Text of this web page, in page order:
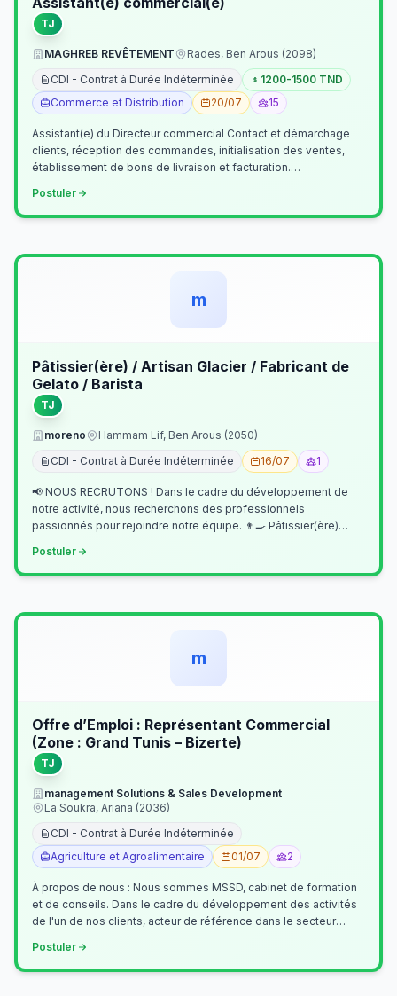
TJ
MAGHREB REVÊTEMENT
Rades, Ben Arous (2098)
CDI - Contrat à Durée Indéterminée
1200-1500 TND
Commerce et Distribution
20/07 15
Assistant(e) du Directeur commercial Contact et démarchage
clients, réception des commandes, initialisation des ventes,
établissement de bons de livraison et facturation.
Postuler
m
Pâtissier(ère) / Artisan Glacier / Fabricant de
Gelato / Barista
TJ
moreno
Hammam Lif, Ben Arous (2050)
CDI - Contrat à Durée Indéterminée
16/07 1
📢 NOUS RECRUTONS ! Dans le cadre du développement de
notre activité, nous recherchons des professionnels
passionnés pour rejoindre notre équipe. 👨‍🍳 Pâtissier(ère)
Postuler
m
Offre d’Emploi : Représentant Commercial
(Zone : Grand Tunis – Bizerte)
TJ
management Solutions & Sales Development
La Soukra, Ariana (2036)
CDI - Contrat à Durée Indéterminée
Agriculture et Agroalimentaire
01/07 2
À propos de nous : Nous sommes MSSD, cabinet de formation
et de conseils. Dans le cadre du développement des activités
de l'un de nos clients, acteur de référence dans le secteur
Postuler